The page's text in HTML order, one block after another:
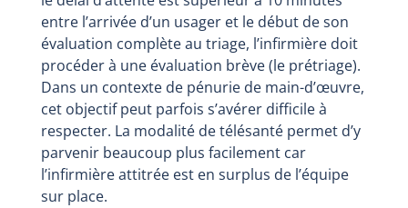
entre l’arrivée d’un usager et le début de son
évaluation complète au triage, l’infirmière doit
procéder à une évaluation brève (le prétriage).
Dans un contexte de pénurie de main-d’œuvre,
cet objectif peut parfois s’avérer difficile à
respecter. La modalité de télésanté permet d’y
parvenir beaucoup plus facilement car
l’infirmière attitrée est en surplus de l’équipe
sur place.